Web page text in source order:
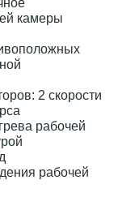
камеры
2 скорости
рабочей
рабочей